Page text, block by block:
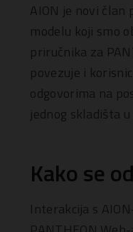
AION je novi član
modelu koji smo
priručnika za
povezuje i
odgovorima na
jednog skladišta u
Kako se
Interakcija s